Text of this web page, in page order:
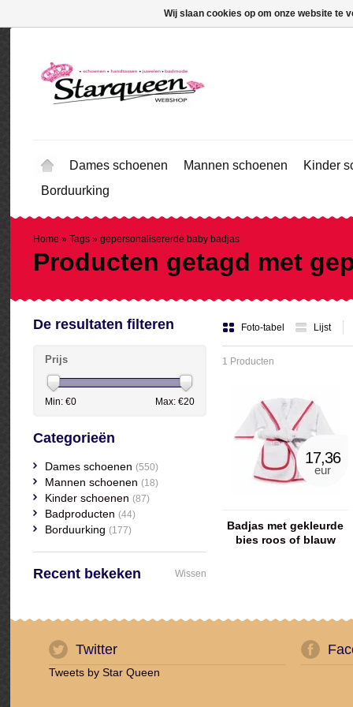
Dames schoenen Mannen schoenen
Kinder
Borduurking
Home » Tags » gepersonalisererde baby badjas
Producten getagd met
Foto-tabel Lijst
1 Producten
17,36
eur
Badjas met gekleurde
bies roos of blauw
De resultaten filteren
Prijs
Min: €0 Max: €20
Categorieën
Dames schoenen (550)
Mannen schoenen (18)
Kinder schoenen (87)
Badproducten (44)
Borduurking (177)
Recent bekeken Wissen
Twitter
Tweets by Star Queen
Wij slaan cookies op om onze website te